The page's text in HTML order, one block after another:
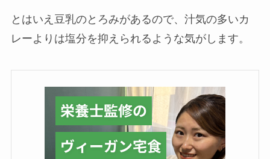
とはいえ豆乳のとろみがあるので、汁気の多いカ
レーよりは塩分を抑えられるような気がします。